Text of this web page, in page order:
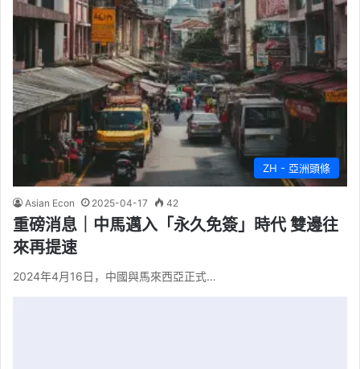
ZH - 亞洲頭條
Asian Econ 2025-04-17 42
重磅消息｜中馬邁入「永久免簽」時代 雙邊往
來再提速
2024年4月16日，中國與馬來西亞正式…